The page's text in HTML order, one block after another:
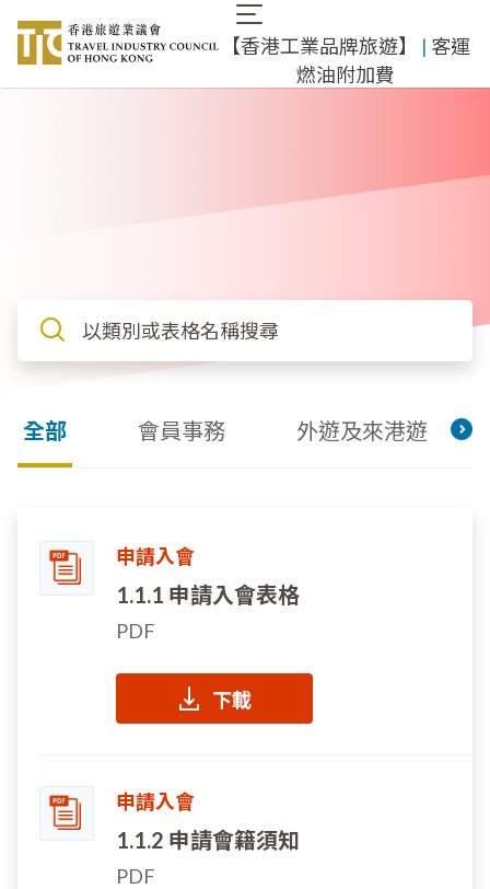
內
Main
navigation
​【香港工業品牌旅遊】 ​ | 客運
燃油附加費
全部 會員事務 外遊及來港遊
申請入會
1.1.1 申請入會表格
PDF
下載
申請入會
1.1.2 申請會籍須知
PDF